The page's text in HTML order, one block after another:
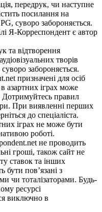
передрук, чи наступне
посилання на
суворо забороняється.
Я-Корреспондент є автор
та відтворення
творів
забороняється.
призначені для осіб
азартних іграх може
Дотримуйтесь правил
При виявленні перших
до спеціаліста.
іграх не може бути
роботі.
не проводить
гроші, також сайт не
ставок та інших
бути пов’язані з
чи тоталізаторами. Будь-
ресурсі
виключно в